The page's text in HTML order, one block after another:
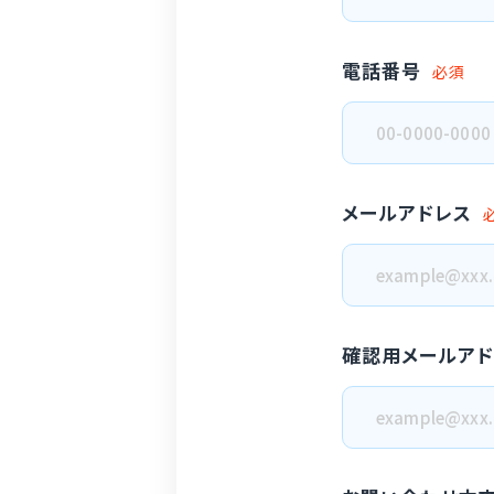
電話番号 必須
メールアドレス
確認用メールア